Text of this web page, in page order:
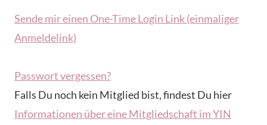
Sende mir einen One-Time Login Link (einmaliger
Anmeldelink)
Passwort vergessen?
Falls Du noch kein Mitglied bist, findest Du hier
Informationen über eine Mitgliedschaft im YIN